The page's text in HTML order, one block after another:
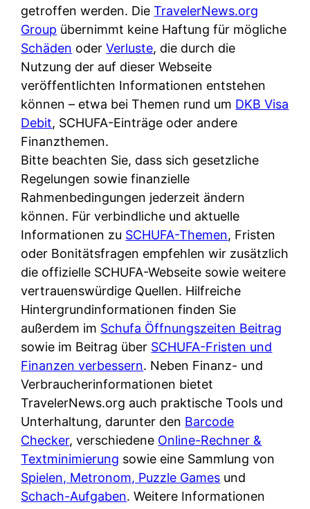
h
?
i
e
r
e
n
r
u
s
s
i
s
h
e
B
a
n
k
k
a
r
t
e
n
M
I
R
W
a
s
i
s
t
w
i
r
k
l
i
c
h
k
o
s
t
e
n
l
o
s
u
n
d
w
n
d
e
r
S
c
h
u
t
z
d
e
r
F
i
r
m
a
a
m
p
r
i
v
a
t
e
getroffen werden. DieTravelerNews.org
Group übernimmt keine Haftung für mögliche
Schäden oderVerluste, die durch die
Nutzung der auf dieser Webseite
veröffentlichten Informationen entstehen
können – etwa bei Themen rund um DKB Visa
Debit, SCHUFA-Einträge oder andere
Finanzthemen.
Bitte beachten Sie, dass sich gesetzliche
Regelungen sowie finanzielle
Rahmenbedingungen jederzeit ändern
können. Für verbindliche und aktuelle
Informationen zu SCHUFA-Themen, Fristen
oder Bonitätsfragen empfehlen wir zusätzlich
die offizielle SCHUFA-Webseite sowie weitere
vertrauenswürdige Quellen. Hilfreiche
Hintergrundinformationen finden Sie
außerdem im Schufa Öffnungszeiten Beitrag
sowie im Beitrag über SCHUFA-Fristen und
Finanzen verbessern. Neben Finanz- und
Verbraucherinformationen bietet
TravelerNews.org auch praktische Tools und
Unterhaltung, darunter den Barcode
Checker, verschiedene Online-Rechner &
Textminimierung sowie eine Sammlung von
Spielen, Metronom, Puzzle Games und
Schach-Aufgaben. Weitere Informationen